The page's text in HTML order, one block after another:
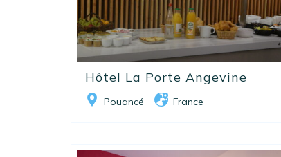
Hôtel La Porte Angevine
Pouancé France